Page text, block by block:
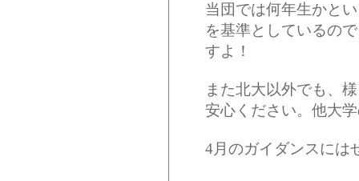
当団では何年生かと
を基準としているの
すよ！
また北大以外でも、
安心ください。他大
4月のガイダンスには